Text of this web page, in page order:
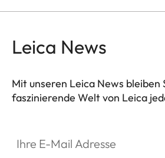
Leica News
Mit unseren Leica News bleiben
faszinierende Welt von Leica